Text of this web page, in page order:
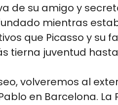
de su amigo y
mientras
que Picasso y su
tierna juventud
volveremos al
en Barcelona. La